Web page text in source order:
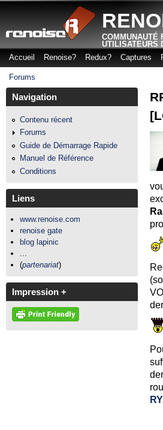
COMMUNAUTÉ
UTILISATEURS
Menu principal
Accueil Renoise? Redux? Captures
Vous êtes ici
Forums
Navigation
Contenu récent
Forums
Guide de Démarrage Rapide
Manuel de Référence
Conditions
Liens
www.renoise.com
renoise gate
blog lapinic
(partenariat)
Impression +